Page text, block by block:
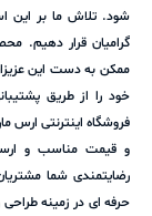
شود. تلاش ما بر این
گرامیان قرار دهیم.
ممکن به دست این
فروشگاه اینترنتی ارس
و قیمت مناسب و
رضایتمندی شما
حرفه ای در زمینه